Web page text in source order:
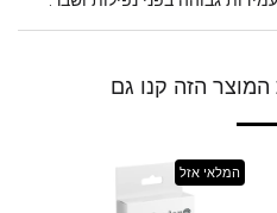
הזה קנו גם
המלאי אזל